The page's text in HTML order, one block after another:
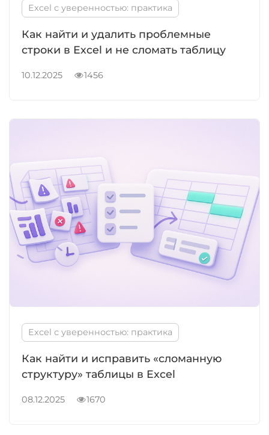
Excel с уверенностью: практика
Как найти и удалить проблемные
строки в Excel и не сломать таблицу
10.12.2025 1456
Excel с уверенностью: практика
Как найти и исправить «сломанную
структуру» таблицы в Excel
08.12.2025 1670